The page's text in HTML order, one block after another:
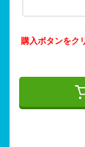
購入ボタンをク